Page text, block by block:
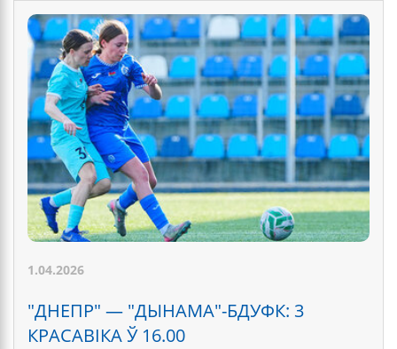
1.04.2026
"ДНЕПР" — "ДЫНАМА"-БДУФК: 3
КРАСАВІКА Ў 16.00